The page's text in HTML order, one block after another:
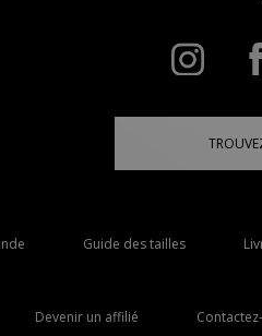
Guide des tailles
Devenir un affilié